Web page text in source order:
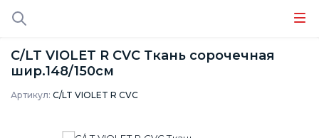
C/LT VIOLET R CVC Ткань сорочечная
шир.148/150см
Артикул: C/LT VIOLET R CVC